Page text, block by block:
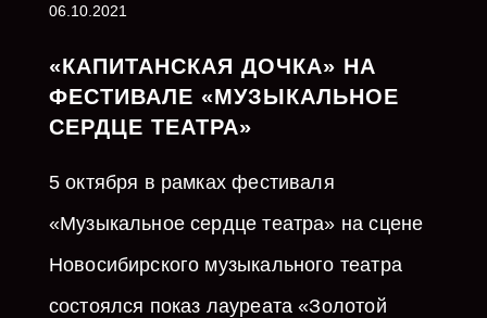
06.10.2021
«КАПИТАНСКАЯ ДОЧКА» НА
ФЕСТИВАЛЕ «МУЗЫКАЛЬНОЕ
СЕРДЦЕ ТЕАТРА»
5 октября в рамках фестиваля
«Музыкальное сердце театра» на сцене
Новосибирского музыкального театра
состоялся показ лауреата «Золотой